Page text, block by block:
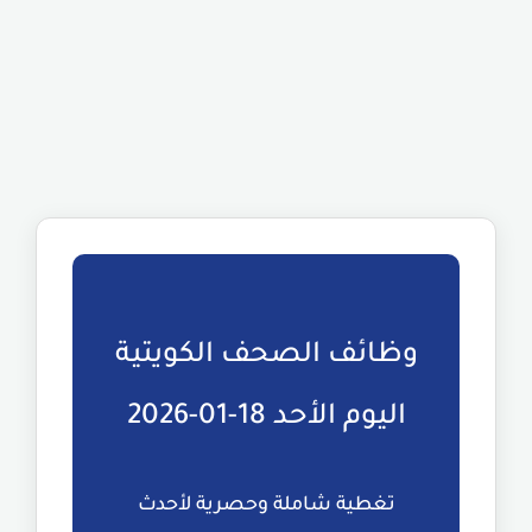
وظائف الصحف الكويتية
اليوم الأحد 18-01-2026
تغطية شاملة وحصرية لأحدث